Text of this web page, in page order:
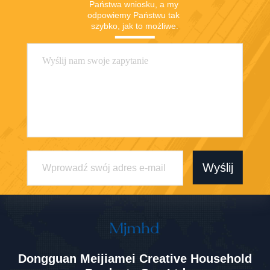
Państwa wniosku, a my
odpowiemy Państwu tak
szybko, jak to możliwe.
Wyślij
Dongguan Meijiamei Creative Household